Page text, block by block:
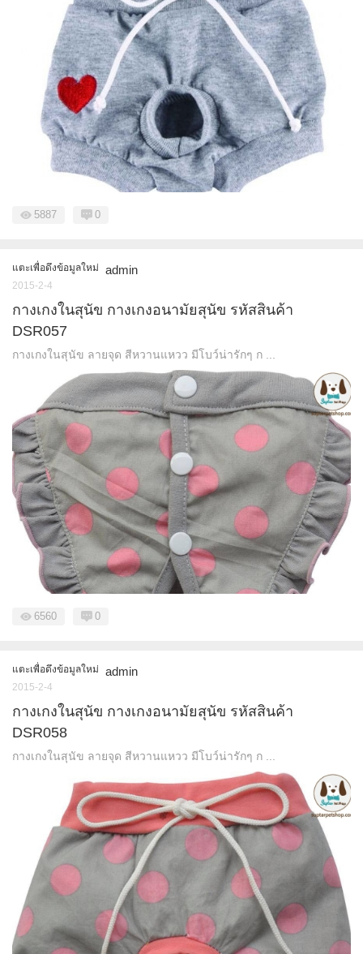
5887 0
แตะเพื่อดึงข้อมูลใหม่ admin
2015-2-4
กางเกงในสุนัข กางเกงอนามัยสุนัข รหัสสินค้า
DSR057
กางเกงในสุนัข ลายจุด สีหวานแหวว มีโบว์น่ารักๆ ก ...
6560 0
แตะเพื่อดึงข้อมูลใหม่ admin
2015-2-4
กางเกงในสุนัข กางเกงอนามัยสุนัข รหัสสินค้า
DSR058
กางเกงในสุนัข ลายจุด สีหวานแหวว มีโบว์น่ารักๆ ก ...